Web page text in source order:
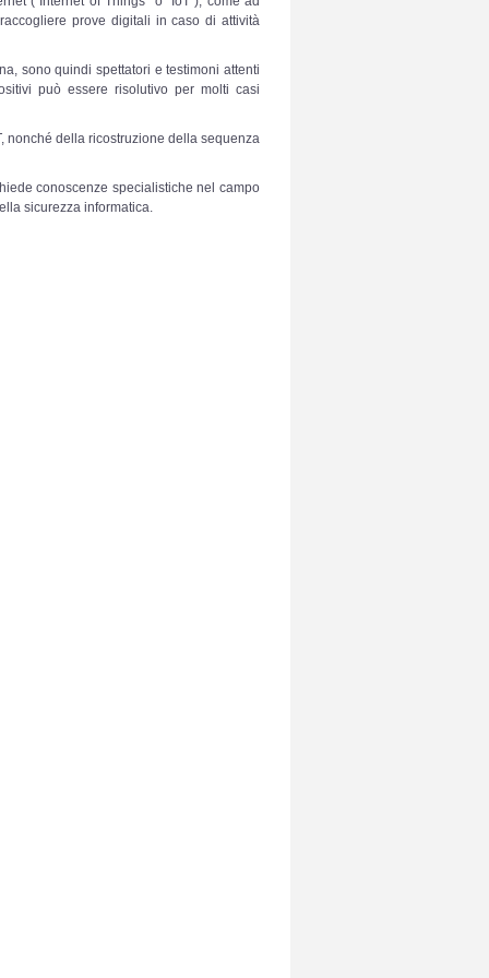
prove digitali in caso di attività
sono quindi spettatori e testimoni attenti
può essere risolutivo per molti casi
nonché della ricostruzione della sequenza
conoscenze specialistiche nel campo
sicurezza informatica.